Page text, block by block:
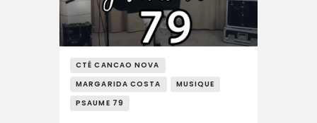
CTÉ CANCAO NOVA
MARGARIDA COSTA
MUSIQUE
PSAUME 79